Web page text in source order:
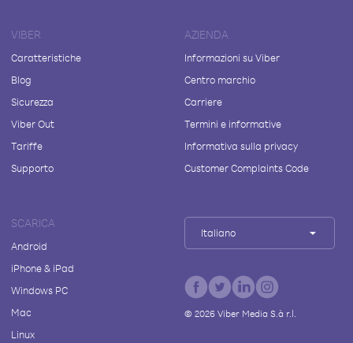
VIBER
Caratteristiche
Blog
Sicurezza
Viber Out
Tariffe
Supporto
AZIENDA
Informazioni su Viber
Centro marchio
Carriere
Termini e informative
Informativa sulla privacy
Customer Complaints Code
SCARICA
Android
iPhone & iPad
Windows PC
Mac
Linux
Italiano
© 2026Viber Media S.à r.l.